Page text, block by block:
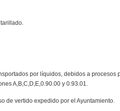
por líquidos, debidos a procesos
A,B,C,D,E,0.90.00 y 0.93.01.
de vertido expedido por el Ayuntamiento.